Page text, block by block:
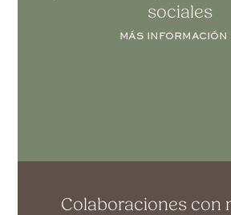
sociales
MÁS INFORMACIÓN
Colaboraciones con